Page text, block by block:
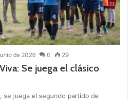
de 2026 0 29
Se juega el clásico
se juega el segundo partido de